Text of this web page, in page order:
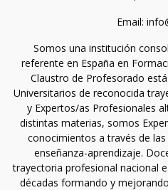
Email:
Somos una institución
referente en España en
Claustro de Profesorado
Universitarios de reconocida
y Expertos/as Profesionales
distintas materias, somos
conocimientos a través de
enseñanza-aprendizaje.
trayectoria profesional nacional
décadas formando y